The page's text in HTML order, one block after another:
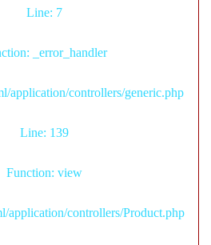
Line: 7
_error_handler
application/controllers/generic.php
Line: 139
Function: view
application/controllers/Product.php